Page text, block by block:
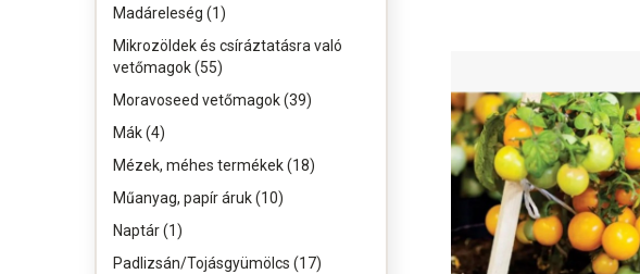
Madáreleség (1)
Mikrozöldek és csíráztatásra való
vetőmagok (55)
Moravoseed vetőmagok (39)
Mák (4)
Mézek, méhes termékek (18)
Műanyag, papír áruk (10)
Naptár (1)
Padlizsán/Tojásgyümölcs (17)